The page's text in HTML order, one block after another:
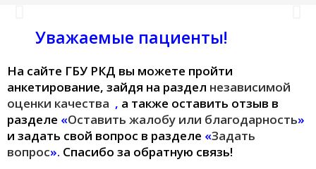
Уважаемые пациенты!
На сайте ГБУ РКД вы можете пройти
анкетирование, зайдя на раздел независимой
оценки качества , а также оставить отзыв в
разделе «Оставить жалобу или благодарность»
и задать свой вопрос в разделе «Задать
вопрос». Спасибо за обратную связь!